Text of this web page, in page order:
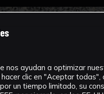
nos ayudan a optimizar
clic en "Aceptar
un tiempo limitado, su